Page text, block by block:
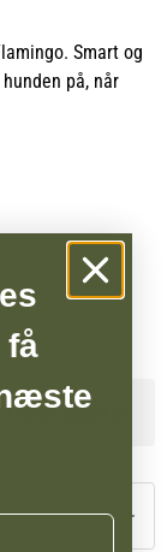
Smart og
på, når
blink, langsom
USB kabel.
og
vores butikker
få